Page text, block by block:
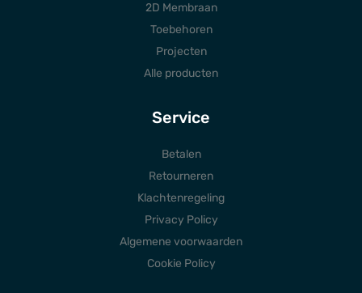
2D Membraan
Toebehoren
Projecten
Alle producten
Service
Betalen
Retourneren
Klachtenregeling
Privacy Policy
Algemene voorwaarden
Cookie Policy